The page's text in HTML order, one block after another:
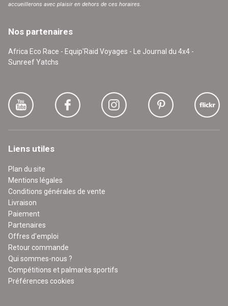
accueillerons avec plaisir en dehors de ces horaires.
Nos partenaires
Africa Eco Race - Equip'Raid Voyages - Le Journal du 4x4 -
Sunreef Yatchs
Liens utiles
Plan du site
Mentions légales
Conditions générales de vente
Livraison
Paiement
Partenaires
Offres d'emploi
Retour commande
Qui sommes-nous ?
Compétitions et palmarès sportifs
Préférences cookies